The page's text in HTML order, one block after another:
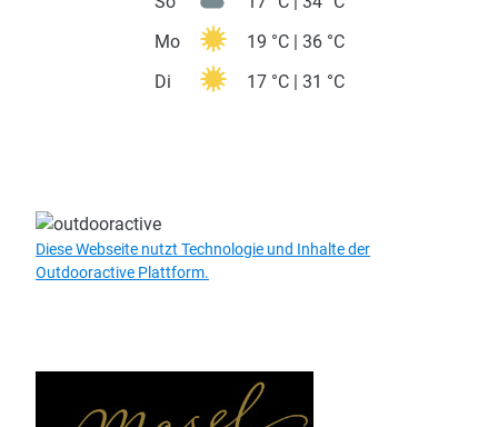
Mo
19 °C | 36 °C
Di
17 °C | 31 °C
Diese Webseite nutzt Technologie und Inhalte der
Outdooractive Plattform.